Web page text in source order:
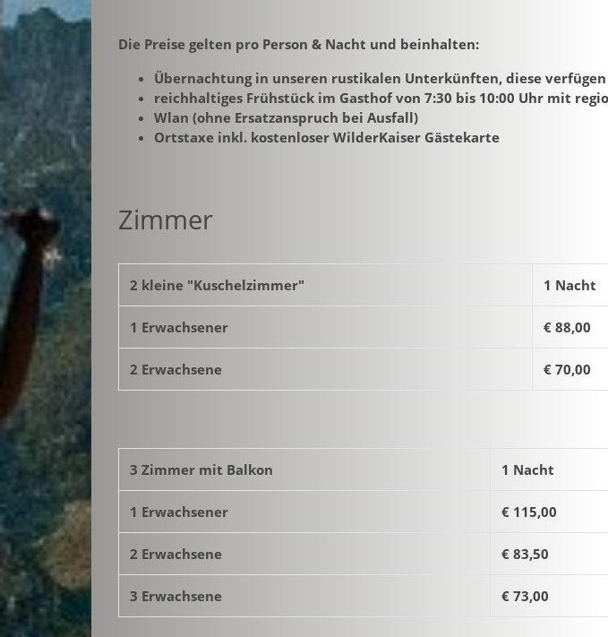
Die Preise gelten pro Person & Nacht und beinhalten:
Übernachtung in unseren rustikalen Unterkünften, diese verfügen
reichhaltiges Frühstück im Gasthof von 7:30 bis 10:00 Uhr mit
Wlan (ohne Ersatzanspruch bei Ausfall)
Ortstaxe inkl. kostenloser WilderKaiser Gästekarte
Zimmer
2 kleine "Kuschelzimmer" 1 Nacht
1 Erwachsener € 88,00
2 Erwachsene € 70,00
3 Zimmer mit Balkon 1 Nacht
1 Erwachsener € 115,00
2 Erwachsene € 83,50
3 Erwachsene € 73,00